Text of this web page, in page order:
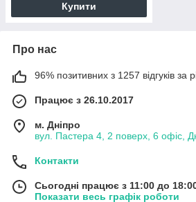
Купити
Про нас
96% позитивних з 1257 відгуків за
Працює з 26.10.2017
м. Дніпро
вул. Пастера 4, 2 поверх, 6 офіс,
Контакти
Сьогодні працює з 11:00 до
Показати весь графік роботи